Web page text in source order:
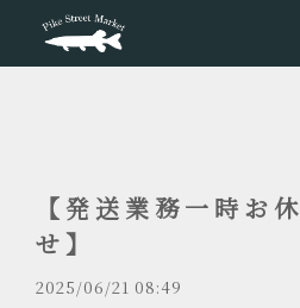
【発送業務一時お
せ】
2025/06/21 08:49